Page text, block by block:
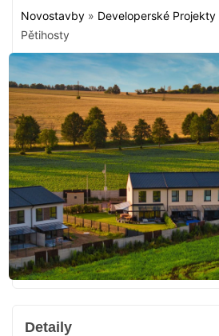
Novostavby » Developerské Projekty
Pětihosty
Detaily